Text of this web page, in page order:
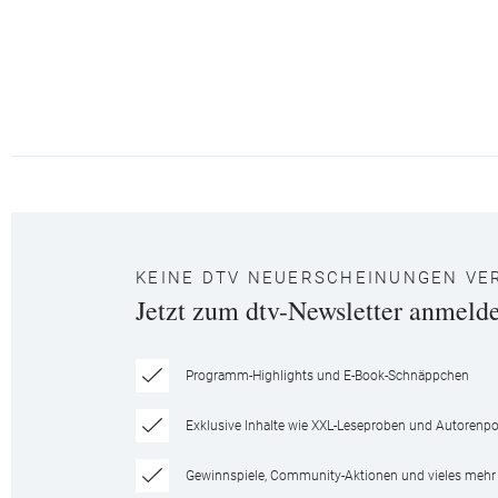
KEINE DTV NEUERSCHEINUNGEN
Jetzt zum dtv-Newsletter
Programm-Highlights und E-Book-Schnäppchen
Exklusive Inhalte wie XXL-Leseproben und
Gewinnspiele, Community-Aktionen und vieles mehr